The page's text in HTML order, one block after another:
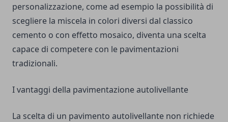
personalizzazione, come ad esempio la possibilità di
scegliere la miscela in colori diversi dal classico
cemento o con effetto mosaico, diventa una scelta
capace di competere con le pavimentazioni
tradizionali.
I vantaggi della pavimentazione autolivellante
La scelta di un pavimento autolivellante non richiede